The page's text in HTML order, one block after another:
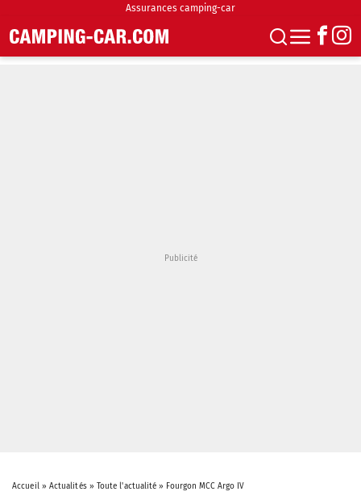
Assurances camping-car
Accueil» Actualités» Toute l'actualité » Fourgon MCC Argo IV